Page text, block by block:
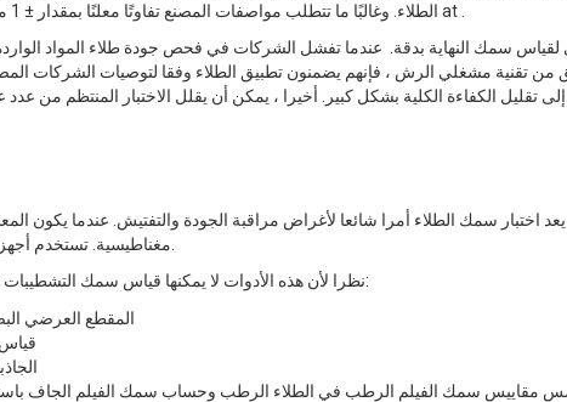
الطلاء. وغالبًا ما تتطلب مواصفات المصنع تفاوتًا معلنًا بمقدار ± 1 ميل. لا يمكن تحديد هذا المستوى من الجودة بمجرد النظر at .
سمك النهاية بدقة. عندما تفشل الشركات في فحص جودة طلاء المواد الواردة
من تقنية مشغلي الرش ، فإنهم يضمنون تطبيق الطلاء وفقا لتوصيات الشركات
تقليل الكفاءة الكلية بشكل كبير. أخيرا ، يمكن أن يقلل الاختبار المنتظم من
اختبار سمك الطلاء أمرا شائعا لأغراض مراقبة الجودة والتفتيش. عندما يكون
نظرا لأن هذه الأدوات لا يمكنها قياس سمك التشطيبات على الخشب ، فقد تم استخدام تقنيات بديلة بما في ذلك:
المقطع العرضي
مقاييس سمك الفيلم الرطب في الطلاء الرطب وحساب سمك الفيلم الجاف